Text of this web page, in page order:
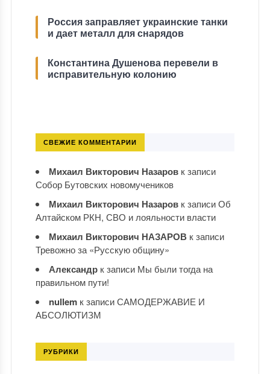
Россия заправляет украинские танки
и дает металл для снарядов
Константина Душенова перевели в
исправительную колонию
СВЕЖИЕ КОММЕНТАРИИ
Михаил Викторович Назаровк записи
Собор Бутовских новомучеников
Михаил Викторович Назаровк записиОб
Алтайском РКН, СВО и лояльности власти
Михаил Викторович НАЗАРОВ к записи
Тревожно за «Русскую общину»
Александрк записи Мы были тогда на
правильном пути!
nullemк записиСАМОДЕРЖАВИЕ И
АБСОЛЮТИЗМ
РУБРИКИ